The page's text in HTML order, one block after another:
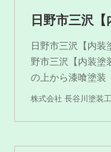
日野市三沢【内装
野市三沢【内装塗
の上から漆喰塗
株式会社 長谷川塗装